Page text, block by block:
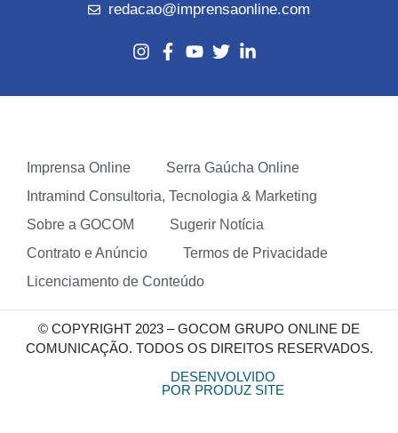
redacao@imprensaonline.com
Imprensa Online
Serra Gaúcha Online
Intramind Consultoria, Tecnologia & Marketing
Sobre a GOCOM
Sugerir Notícia
Contrato e Anúncio
Termos de Privacidade
Licenciamento de Conteúdo
© COPYRIGHT 2023 – GOCOM GRUPO ONLINE DE
COMUNICAÇÃO. TODOS OS DIREITOS RESERVADOS.
DESENVOLVIDO
POR PRODUZ SITE